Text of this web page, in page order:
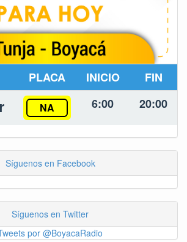
PLACA INICIO FIN
NA 6:00 20:00
Síguenos en Facebook
Síguenos en Twitter
por @BoyacaRadio